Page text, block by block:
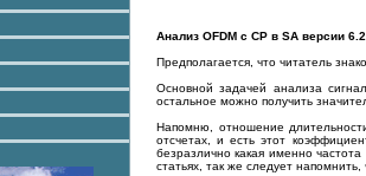
Анализ OFDM с CP в SA версии
Предполагается, что читатель
Основной задачей анализа
остальное можно получить
Напомню, отношение
отсчетах, и есть этот
безразлично какая именно
статьях, так же следует